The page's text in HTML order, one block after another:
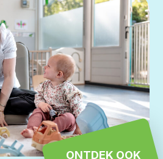
ONTDEK OOK